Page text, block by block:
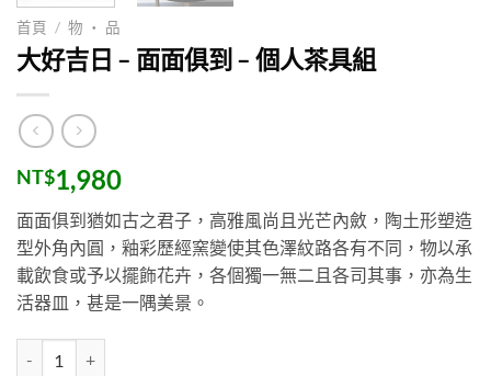
首頁 / 物 ・ 品
大好吉日 – 面面俱到 – 個人茶具組
NT$1,980
面面俱到猶如古之君子，高雅風尚且光芒內斂，陶土形塑造
型外角內圓，釉彩歷經窯變使其色澤紋路各有不同，物以承
載飲食或予以擺飾花卉，各個獨一無二且各司其事，亦為生
活器皿，甚是一隅美景。